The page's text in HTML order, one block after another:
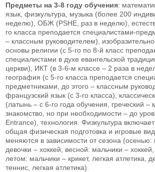
Предметы на 3-8 году обучения:
язык, физкультура, музыка (более 200
неделю), ОБЖ (PSHE, раз в неделю),
го класса преподается специалистами-
– классным руководителем),
основы религии (с 5-го по 8-й класс
специалистами в духе евангельской
церкви), ИКТ (в 3-6-м классе – 2 раза в
география (с 5-го класса преподается
предметниками, до этого – классным
французский язык (с 3-го класса),
(латынь – с 6-го года обучения, греческий
знакомство, но при необходимости – до
Entrance), технология. Физкультура
общая физическая подготовка и игровые
меняются в зависимости от сезона (осенью:
девочки – хоккей; весной: мальчики –
летом: мальчики – крикет, легкая атлетика,
теннис, легкая атлетика).